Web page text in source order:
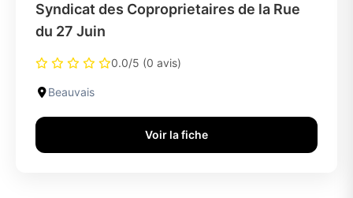
Syndicat des Coproprietaires de la Rue
du 27 Juin
0.0/5 (0 avis)
Beauvais
Voir la fiche